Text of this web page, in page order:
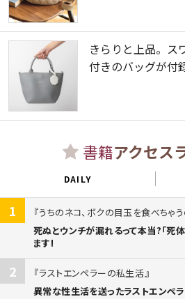
きらりと上品。ス
付きのバッグが付
書籍アクセス
DAILY
1
うちのネコ、ボクの目玉を食べちゃ
死ぬとウンチが漏れるって本当?「死
ます!
2
ラストエンペラーの私生活
異常な性生活を送ったラストエンペ